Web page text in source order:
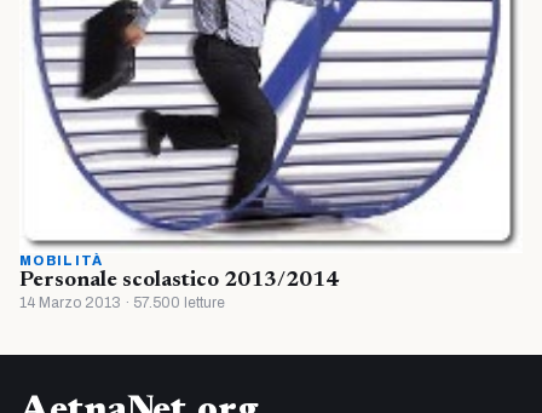
MOBILITÀ
Personale scolastico 2013/2014
14 Marzo 2013 · 57.500 letture